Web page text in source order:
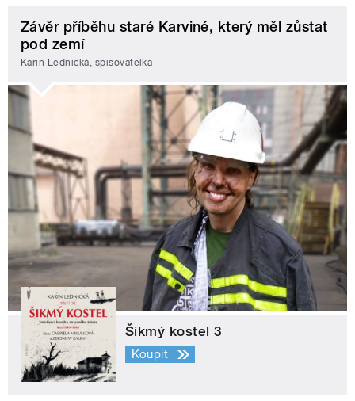
Závěr příběhu staré Karviné, který měl zůstat
pod zemí
Karin Lednická, spisovatelka
Šikmý kostel 3
Koupit